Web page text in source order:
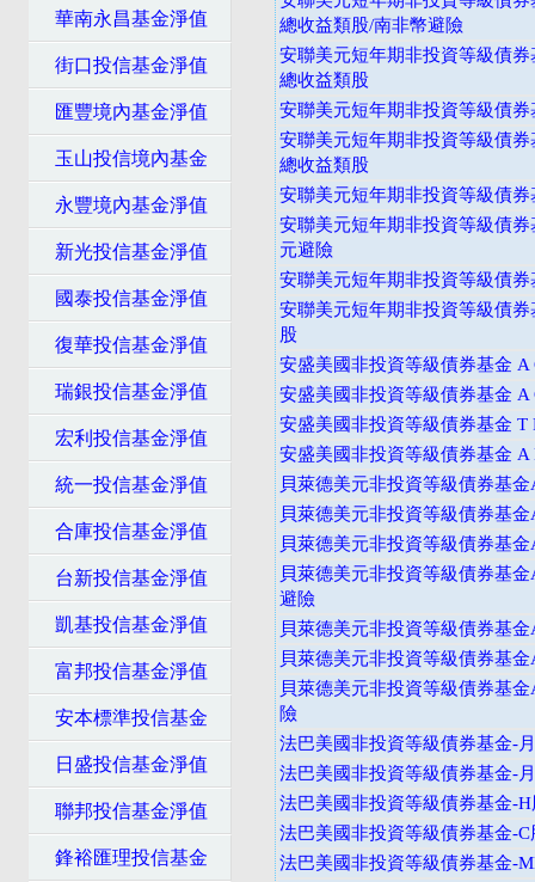
華南永昌基金淨值
街口投信基金淨值
匯豐境內基金淨值
玉山投信境內基金
永豐境內基金淨值
新光投信基金淨值
國泰投信基金淨值
復華投信基金淨值
瑞銀投信基金淨值
宏利投信基金淨值
統一投信基金淨值
合庫投信基金淨值
台新投信基金淨值
凱基投信基金淨值
富邦投信基金淨值
安本標準投信基金
日盛投信基金淨值
聯邦投信基金淨值
鋒裕匯理投信基金
總收益類股/南非幣避險
安聯美元短年期非投資等級債
總收益類股
安聯美元短年期非投資等級債
安聯美元短年期非投資等級債
總收益類股
安聯美元短年期非投資等級債
安聯美元短年期非投資等級債
元避險
安聯美元短年期非投資等級債
安聯美元短年期非投資等級債
股
安盛美國非投資等級債券基金 A
安盛美國非投資等級債券基金 A
安盛美國非投資等級債券基金 T
安盛美國非投資等級債券基金 A
貝萊德美元非投資等級債券基
貝萊德美元非投資等級債券基
貝萊德美元非投資等級債券基
貝萊德美元非投資等級債券基
避險
貝萊德美元非投資等級債券基金
貝萊德美元非投資等級債券基
貝萊德美元非投資等級債券基
險
法巴美國非投資等級債券基金-
法巴美國非投資等級債券基金-
法巴美國非投資等級債券基金-
法巴美國非投資等級債券基金-C
法巴美國非投資等級債券基金-